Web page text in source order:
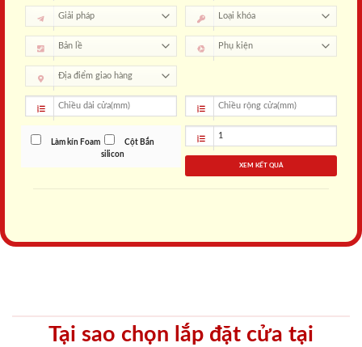
Làm kín Foam
Cột Bắn
silicon
XEM KẾT QUẢ
Tại sao chọn lắp đặt cửa tại